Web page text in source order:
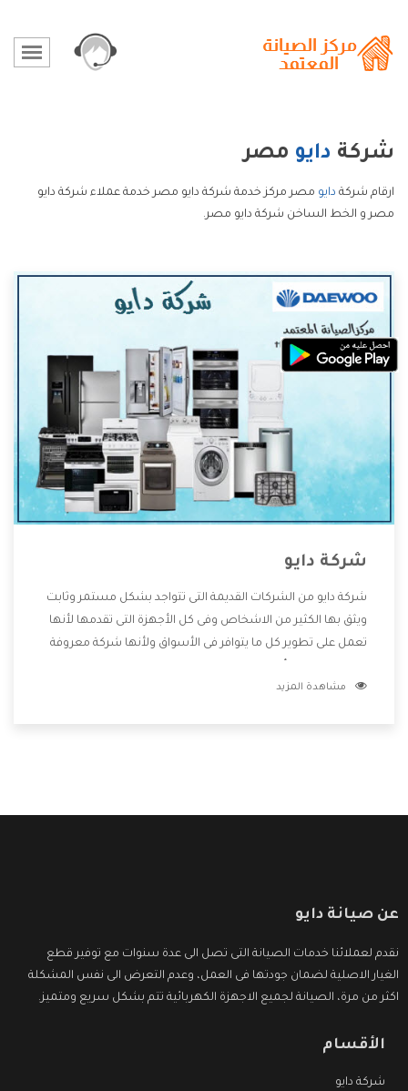
شركة دايو مصر
ارقام شركة دايو مصر مركز خدمة شركة دايو مصر خدمة عملاء شركة دايو
مصر و الخط الساخن شركة دايو مصر.
شركة دايو
شركة دايو من الشركات القديمة التى تتواجد بشكل مستمر وثابت
ويثق بها الكثير من الاشخاص وفى كل الأجهزة التى تقدمها لأنها
تعمل على تطوير كل ما يتوافر فى الأسواق ولأنها شركة معروفة
للعملاء أقوى العروض والخصومات التى تسهل على المستهلك
مشاهدة المزيد
عن صيانة دايو
نقدم لعملائنا خدمات الصيانة التى تصل الى عدة سنوات مع توفير قطع
الغيار الاصلية لضمان جودتها فى العمل، وعدم التعرض الى نفس المشكلة
اكثر من مرة، الصيانة لجميع الاجهزة الكهربائية تتم بشكل سريع ومتميز.
الأقسام
شركة دايو